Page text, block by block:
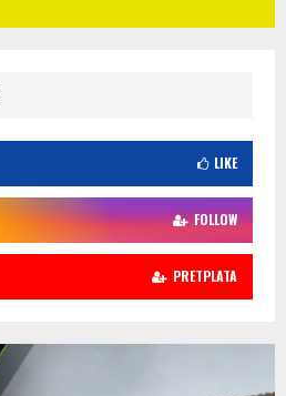
LIKE
FOLLOW
PRETPLATA